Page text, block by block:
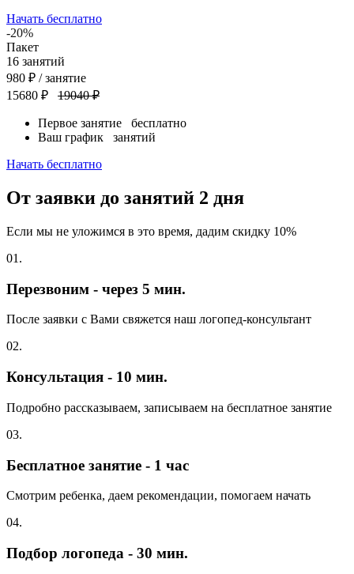
Начать бесплатно
-20%
Пакет
16 занятий
980 ₽ / занятие
15680 ₽
19040 ₽
Первое занятие бесплатно
Ваш график занятий
Начать бесплатно
От заявки до занятий 2 дня
Если мы не уложимся в это время, дадим скидку 10%
01.
Перезвоним - через 5 мин.
После заявки с Вами свяжется наш логопед-консультант
02.
Консультация - 10 мин.
Подробно рассказываем, записываем на бесплатное занятие
03.
Бесплатное занятие - 1 час
Смотрим ребенка, даем рекомендации, помогаем начать
04.
Подбор логопеда - 30 мин.